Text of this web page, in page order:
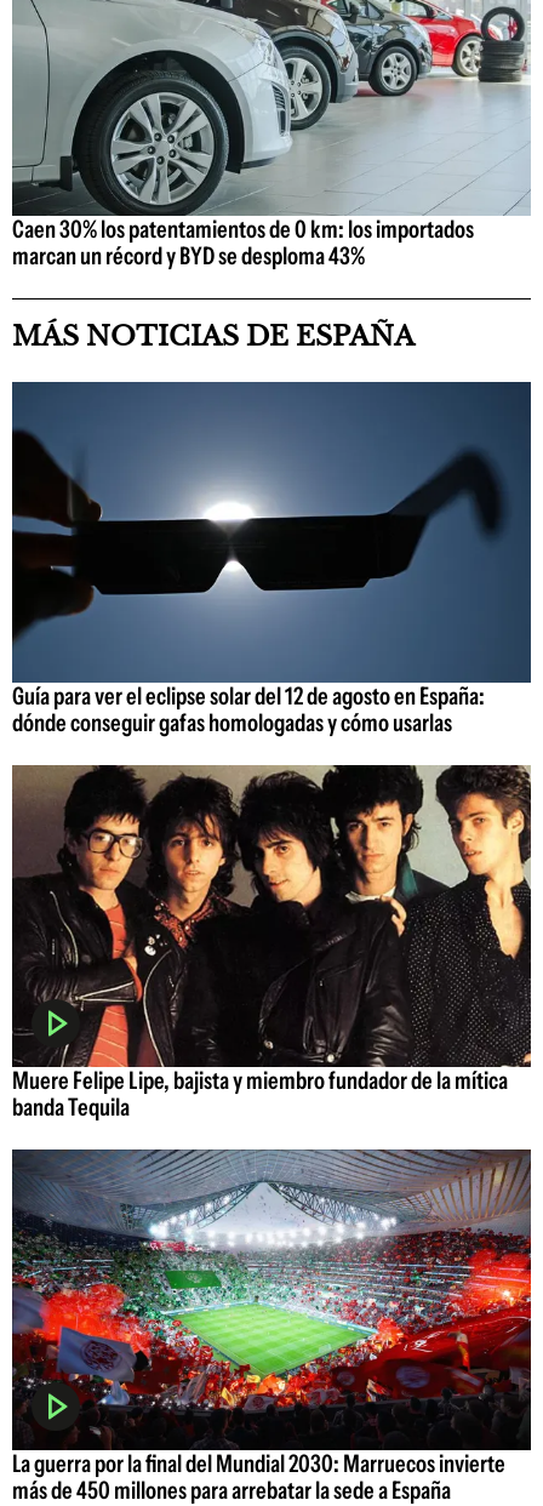
Caen 30% los patentamientos de 0 km: los importados
marcan un récord y BYD se desploma 43%
MÁS NOTICIAS DE ESPAÑA
Guía para ver el eclipse solar del 12 de agosto en España:
dónde conseguir gafas homologadas y cómo usarlas
Muere Felipe Lipe, bajista y miembro fundador de la mítica
banda Tequila
La guerra por la final del Mundial 2030: Marruecos invierte
más de 450 millones para arrebatar la sede a España